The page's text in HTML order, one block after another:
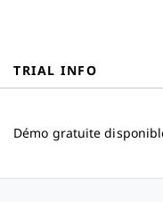
TRIAL INFO
Démo gratuite